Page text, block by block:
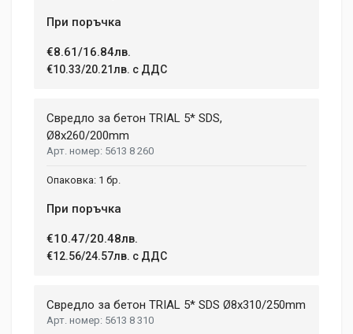
При поръчка
€8.61/16.84лв.
€10.33/20.21лв. с ДДС
Свредло за бетон TRIAL 5* SDS,
Ø8x260/200mm
5613 8 260
1 бр.
При поръчка
€10.47/20.48лв.
€12.56/24.57лв. с ДДС
Свредло за бетон TRIAL 5* SDS Ø8x310/250mm
5613 8 310